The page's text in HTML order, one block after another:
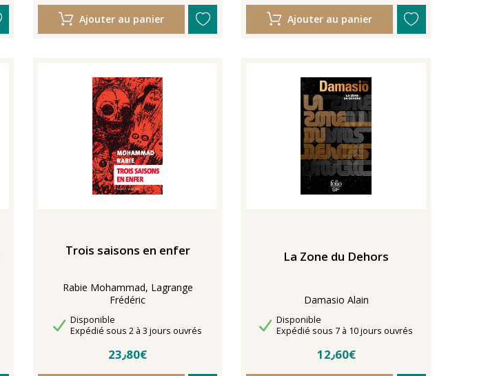
Ajouter au panier Ajouter au panier
Trois saisons en enfer
Rabie Mohammad, Lagrange
Frédéric
Disponibilité
Disponible
Délais de livraison
Expédié sous 2 à 3 jours ouvrés
23٫80€
La Zone du Dehors
Damasio Alain
Disponibilité
Disponible
Délais de livraison
Expédié sous 7 à 10 jours ouvrés
12٫60€